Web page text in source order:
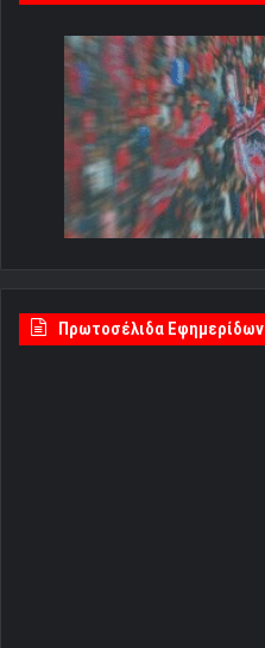
Πρωτοσέλιδα Εφημερίδων